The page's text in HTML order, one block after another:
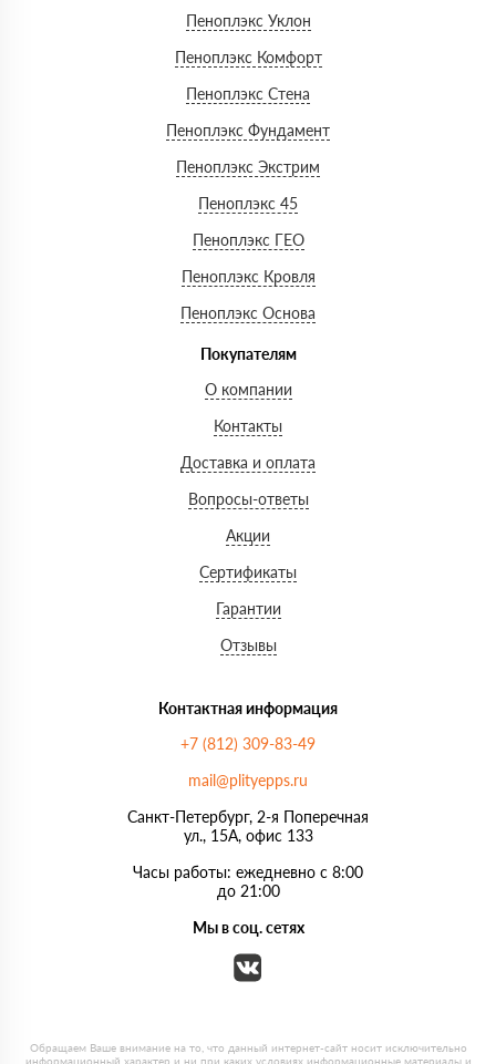
Пеноплэкс Уклон
Пеноплэкс Комфорт
Пеноплэкс Стена
Пеноплэкс Фундамент
Пеноплэкс Экстрим
Пеноплэкс 45
Пеноплэкс ГЕО
Пеноплэкс Кровля
Пеноплэкс Основа
Покупателям
О компании
Контакты
Доставка и оплата
Вопросы-ответы
Акции
Сертификаты
Гарантии
Отзывы
Контактная информация
+7 (812) 309-83-49
mail@plityepps.ru
Санкт-Петербург, 2-я Поперечная
ул., 15А, офис 133
Часы работы: ежедневно с 8:00
до 21:00
Мы в соц. сетях